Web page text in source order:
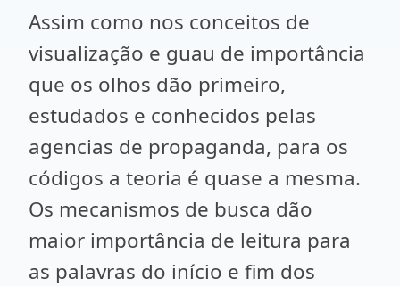
Assim como nos conceitos de
visualização e guau de importância
que os olhos dão primeiro,
estudados e conhecidos pelas
agencias de propaganda, para os
códigos a teoria é quase a mesma.
Os mecanismos de busca dão
maior importância de leitura para
as palavras do início e fim dos